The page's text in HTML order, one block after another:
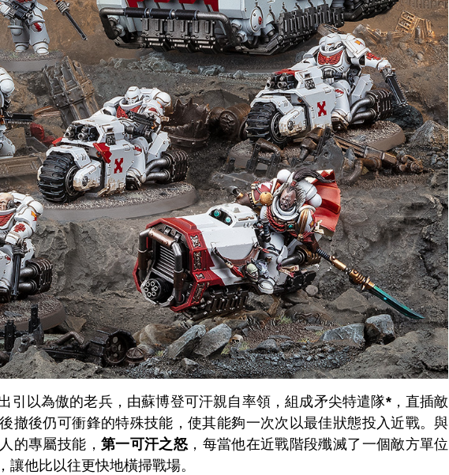
引以為傲的老兵，由蘇博登可汗親自率領，組成矛尖特遣隊*，直插敵
撤後仍可衝鋒的特殊技能，使其能夠一次次以最佳狀態投入近戰。與
的專屬技能， 第一可汗之怒 ，每當他在近戰階段殲滅了一個敵方單位
他比以往更快地橫掃戰場。